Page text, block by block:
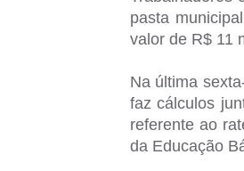
pasta
valor de R$ 11
Na última
faz cálculos
referente ao
da Educação